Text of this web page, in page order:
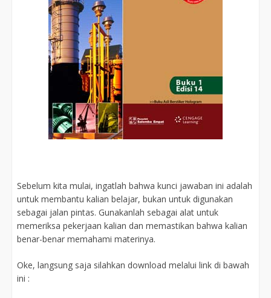
Sebelum kita mulai, ingatlah bahwa kunci jawaban ini adalah
untuk membantu kalian belajar, bukan untuk digunakan
sebagai jalan pintas. Gunakanlah sebagai alat untuk
memeriksa pekerjaan kalian dan memastikan bahwa kalian
benar-benar memahami materinya.
Oke, langsung saja silahkan download melalui link di bawah
ini :